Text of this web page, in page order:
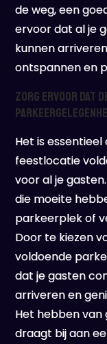
de weg, een
ervoor dat al je
kunnen
ontspannen en
Zorg ervoor dat
Het is
feestlocatie
voor al je
die moeite
parkeerplek of
Door te kiezen
voldoende
dat je gasten
arriveren en
Het hebben
draagt bij aan